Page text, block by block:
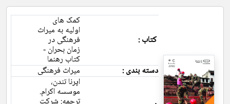
کتاب :
کمک های
اولیه به میراث
فرهنگی در
زمان بحران -
کتاب رهنما
دسته بندی :
میراث فرهنگی
اپرنا تندن،
موسسه اکرام.